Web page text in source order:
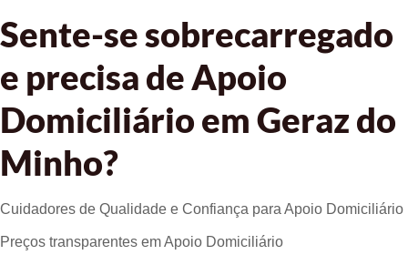
Sente-se sobrecarregado
e precisa de Apoio
Domiciliário em Geraz do
Minho?
Cuidadores de Qualidade e Confiança para Apoio Domiciliário
Preços transparentes em Apoio Domiciliário